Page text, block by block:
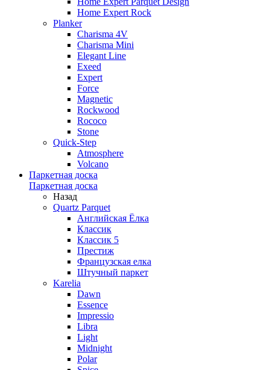
Home Expert Rock
Planker
Charisma 4V
Charisma Mini
Elegant Line
Exeed
Expert
Force
Magnetic
Rockwood
Rococo
Stone
Quick-Step
Atmosphere
Volcano
Паркетная доска
Паркетная доска
Назад
Quartz Parquet
Английская Ёлка
Классик
Классик 5
Престиж
Французская елка
Штучный паркет
Karelia
Dawn
Essence
Impressio
Libra
Light
Midnight
Polar